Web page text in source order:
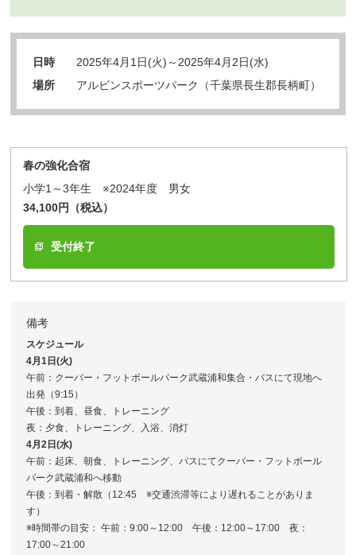
日時
2025年4月1日(火)～2025年4月2日(水)
場所
アルビンスポーツパーク（千葉県長生郡長柄町）
春の強化合宿
小学1～3年生 ※2024年度 男女
34,100円（税込）
受付終了
備考
スケジュール
4月1日(火)
午前：クーバー・フットボールパーク武蔵浦和集合・バスにて現地へ
出発（9:15）
午後：到着、昼食、トレーニング
夜：夕食、トレーニング、入浴、消灯
4月2日(水)
午前：起床、朝食、トレーニング、バスにてクーバー・フットボール
パーク武蔵浦和へ移動
午後：到着・解散（12:45 ※交通渋滞等により遅れることがありま
す）
※時間帯の目安： 午前：9:00～12:00 午後：12:00～17:00 夜：
17:00～21:00